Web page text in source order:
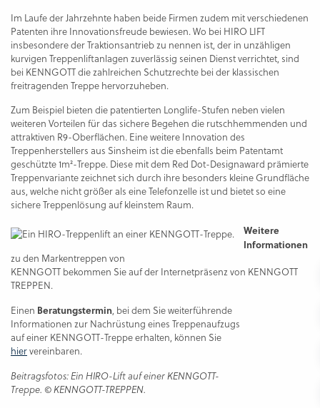
Im Laufe der Jahrzehnte haben beide Firmen zudem mit verschiedenen
Patenten ihre Innovations­freude bewiesen. Wo bei HIRO LIFT
insbesondere der Traktionsantrieb zu nennen ist, der in unzähligen
kurvigen Treppenliftanlagen zuverlässig seinen Dienst verrichtet, sind
bei KENNGOTT die zahlreichen Schutzrechte bei der klassischen
freitragenden Treppe hervorzuheben.
Zum Beispiel bieten die patentierten Longlife-Stufen neben vielen
weiteren Vorteilen für das sichere Begehen die rutschhemmenden und
attraktiven R9-Oberflächen. Eine weitere Innovation des
Treppenherstellers aus Sinsheim ist die ebenfalls beim Patentamt
geschützte 1m²-Treppe. Diese mit dem Red Dot-Designaward prämierte
Treppenvariante zeichnet sich durch ihre besonders kleine Grundfläche
aus, welche nicht größer als eine Telefonzelle ist und bietet so eine
sichere Treppenlösung auf kleinstem Raum.
Weitere
Informationen
zu den Markentreppen von
KENNGOTT bekommen Sie auf der Internetpräsenz von KENNGOTT
TREPPEN.
Einen Beratungstermin, bei dem Sie weiterführende
Informationen zur Nachrüstung eines Treppenaufzugs
auf einer KENNGOTT-Treppe erhalten, können Sie
hiervereinbaren.
Beitragsfotos: Ein HIRO-Lift auf einer KENNGOTT-
Treppe. © KENNGOTT-TREPPEN.